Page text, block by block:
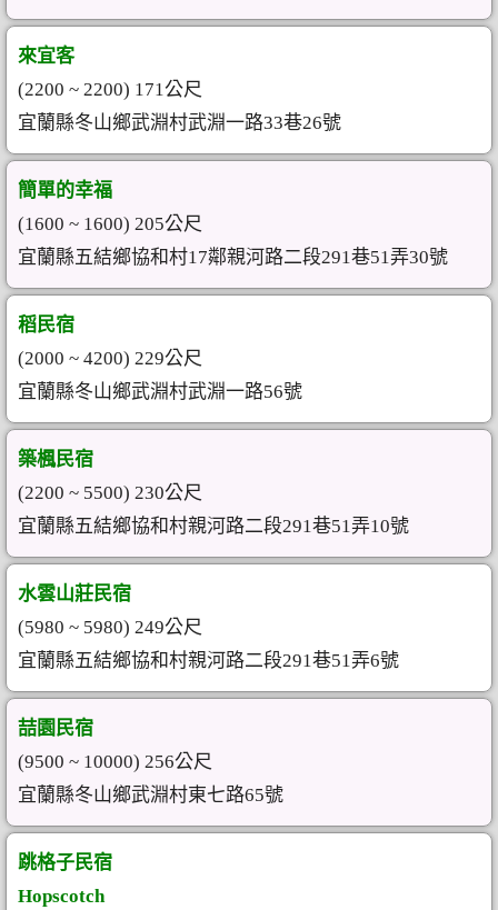
來宜客
(2200 ~ 2200) 171公尺
宜蘭縣冬山鄉武淵村武淵一路33巷26號
簡單的幸福
(1600 ~ 1600) 205公尺
宜蘭縣五結鄉協和村17鄰親河路二段291巷51弄30號
稻民宿
(2000 ~ 4200) 229公尺
宜蘭縣冬山鄉武淵村武淵一路56號
築楓民宿
(2200 ~ 5500) 230公尺
宜蘭縣五結鄉協和村親河路二段291巷51弄10號
水雲山莊民宿
(5980 ~ 5980) 249公尺
宜蘭縣五結鄉協和村親河路二段291巷51弄6號
喆園民宿
(9500 ~ 10000) 256公尺
宜蘭縣冬山鄉武淵村東七路65號
跳格子民宿
Hopscotch